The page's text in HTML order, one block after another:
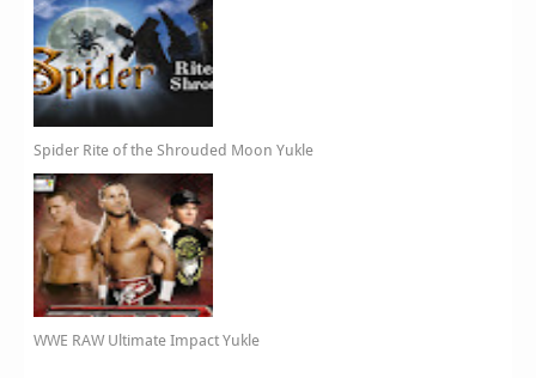
Spider Rite of the Shrouded Moon Yukle
WWE RAW Ultimate Impact Yukle